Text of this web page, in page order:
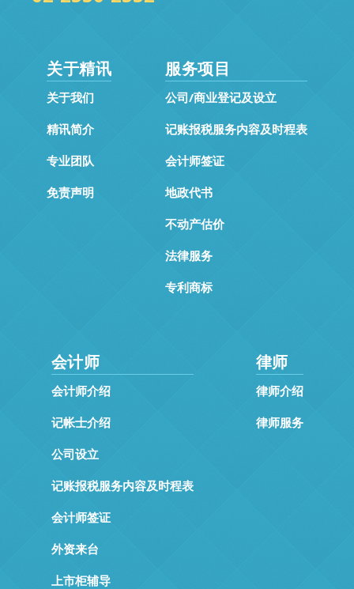
关于精讯
关于我们
精讯简介
专业团队
免责声明
服务项目
公司/商业登记及设立
记账报税服务内容及时程表
会计师签证
地政代书
不动产估价
法律服务
专利商标
会计师
会计师介绍
记帐士介绍
公司设立
记账报税服务内容及时程表
会计师签证
外资来台
上市柜辅导
律师
律师介绍
律师服务